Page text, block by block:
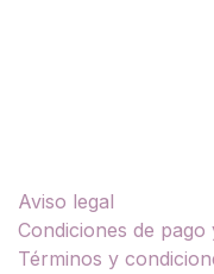
Aviso legal
Condiciones de pago
Términos y